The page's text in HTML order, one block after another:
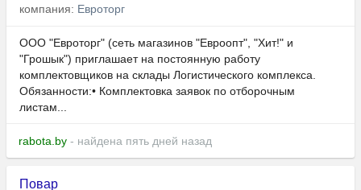
компания: Евроторг
ООО "Евроторг" (сеть магазинов "Евроопт", "Хит!" и
"Грошык") приглашает на постоянную работу
комплектовщиков на склады Логистического комплекса.
Обязанности:• Комплектовка заявок по отборочным
листам...
rabota.by - найдена пять дней назад
Повар